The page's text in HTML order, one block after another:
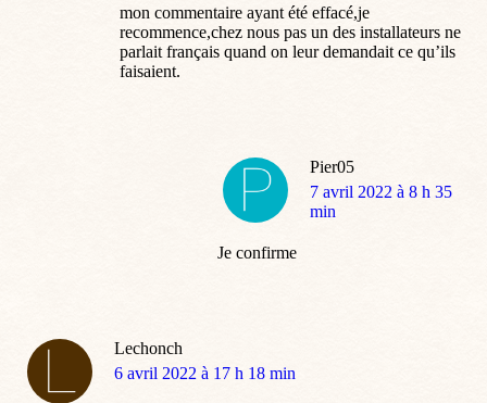
mon commentaire ayant été effacé,je
recommence,chez nous pas un des installateurs ne
parlait français quand on leur demandait ce qu’ils
faisaient.
Pier05
dit
:
7 avril 2022 à 8 h 35
min
Je confirme
Lechonch
dit
6 avril 2022 à 17 h 18 min